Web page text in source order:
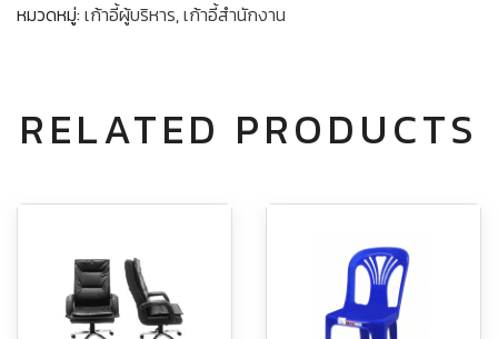
หมวดหมู่: เก้าอี้ผู้บริหาร,เก้าอี้สำนักงาน
RELATED PRODUCTS